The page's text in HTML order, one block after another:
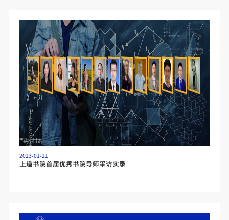
2023-01-21
上道书院首届优秀书院导师采访实录